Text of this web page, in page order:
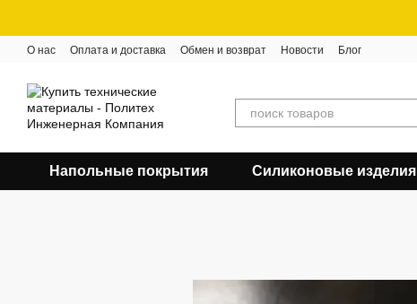
О нас Оплата и доставка Обмен и возврат Новости Блог
Напольные покрытия Силиконовые изделия